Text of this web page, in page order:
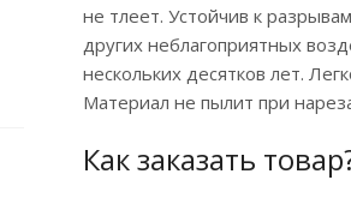
не тлеет. Устойчив к
других неблагоприятных
нескольких десятков лет.
Материал не пылит при
Как заказать